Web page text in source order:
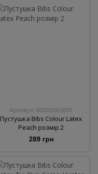
Артикул: 00000003801
Пустушка Bibs Colour Latex
Peach розмір 2
289 грн